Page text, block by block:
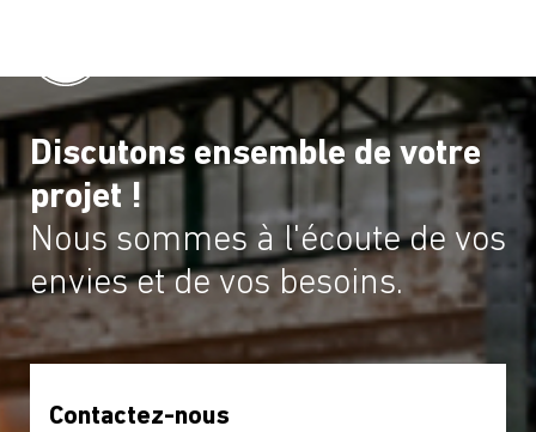
Discutons ensemble de votre
projet !
Nous sommes à l'écoute de vos
envies et de vos besoins.
Contactez-nous